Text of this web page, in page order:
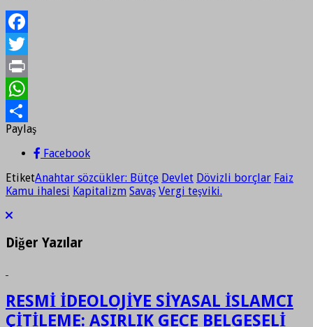
Facebook
Twitter
Print
WhatsApp
Paylaş
Paylaş
Facebook
EtiketAnahtar sözcükler: Bütçe Devlet Dövizli borçlar Faiz
Kamu ihalesi Kapitalizm Savaş Vergi teşviki.
Diğer Yazılar
RESMİ İDEOLOJİYE SİYASAL İSLAMCI
ÇİTİLEME: ASIRLIK GECE BELGESELİ